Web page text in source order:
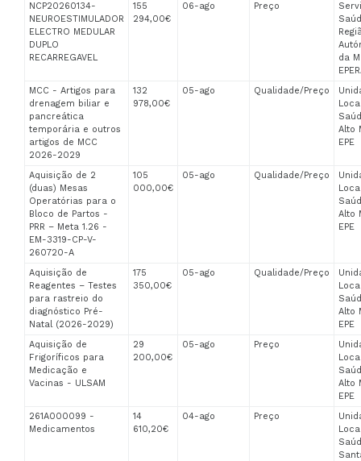
NCP20260134-
NEUROESTIMULADOR
ELECTRO MEDULAR
DUPLO
RECARREGAVEL
155
294,00€
06-ago Preço
da
MCC - Artigos para
drenagem biliar e
pancreática
temporária e outros
artigos de MCC
2026-2029
132
978,00€
05-ago Qualidade/Preço
Alto
EPE
Aquisição de 2
(duas) Mesas
Operatórias para o
Bloco de Partos -
PRR – Meta 1.26 -
EM-3319-CP-V-
260720-A
105
000,00€
05-ago Qualidade/Preço
Alto
EPE
Aquisição de
Reagentes – Testes
para rastreio do
diagnóstico Pré-
Natal (2026-2029)
175
350,00€
05-ago Qualidade/Preço
Alto
EPE
Aquisição de
Frigoríficos para
Medicação e
Vacinas - ULSAM
29
200,00€
05-ago Preço
Alto
EPE
261A000099 -
Medicamentos
14
610,20€
04-ago Preço